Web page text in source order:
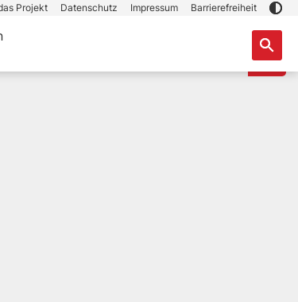
Projekt Datenschutz Impressum Barrierefreiheit